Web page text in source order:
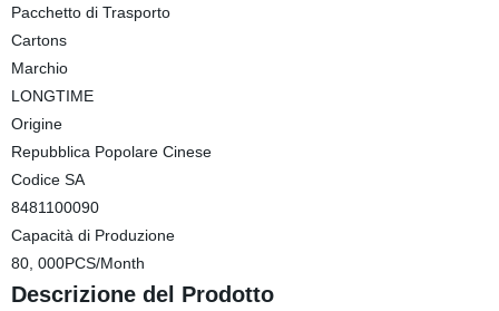
Pacchetto di Trasporto
Cartons
Marchio
LONGTIME
Origine
Repubblica Popolare Cinese
Codice SA
8481100090
Capacità di Produzione
80, 000PCS/Month
Descrizione del Prodotto